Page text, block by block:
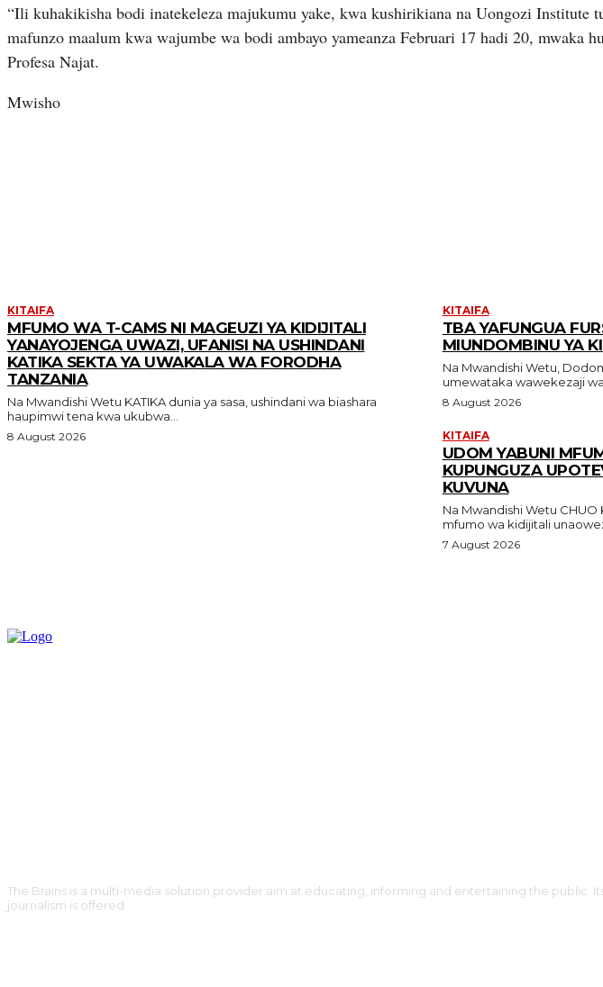
“Ili kuhakikisha bodi inatekeleza majukumu yake, kwa kushirikiana na Uongozi Institute
mafunzo maalum kwa wajumbe wa bodi ambayo yameanza Februari 17 hadi 20, mwaka
Profesa Najat.
Mwisho
KITAIFA
MFUMO WA T-CAMS NI MAGEUZI YA KIDIJITALI
YANAYOJENGA UWAZI, UFANISI NA USHINDANI
KATIKA SEKTA YA UWAKALA WA FORODHA
TANZANIA
Na Mwandishi Wetu KATIKA dunia ya sasa, ushindani wa biashara
haupimwi tena kwa ukubwa...
8 August 2026
KITAIFA
TBA YAFUNGUA
MIUNDOMBINU YA
Na Mwandishi Wetu, Dodoma WAKALA wa Majengo Tanzania
umewataka wawekezaji wa
8 August 2026
KITAIFA
UDOM YABUNI
KUPUNGUZA
KUVUNA
Na Mwandishi Wetu CHUO Kikuu cha Dodoma (UDOM) kimebuni
mfumo wa kidijitali
7 August 2026
The Brains is a multi-media solution provider aim at educating, informing and entertaining the public.
journalism is offered.